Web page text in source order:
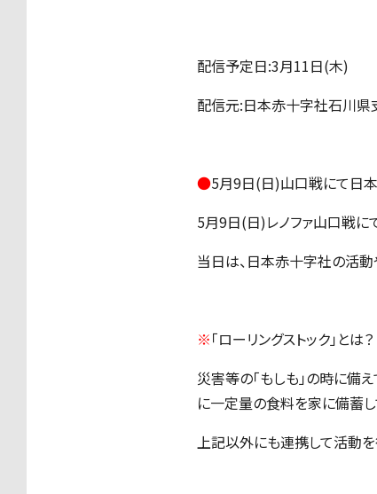
配信予定日:3月11日(木)
配信元:日本赤十字社石川
●5月9日(日)山口戦にて日
5月9日(日)レノファ山口戦に
当日は、日本赤十字社の活動
※「ローリングストック」とは？
災害等の「もしも」の時に備
に一定量の食料を家に備蓄し
上記以外にも連携して活動を